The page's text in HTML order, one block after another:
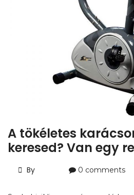
A tökéletes
keresed? Van egy
By 0 comments